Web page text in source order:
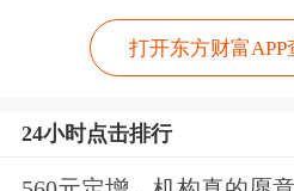
两部门发布关于推
高质量发展的实施意见
打开东方财富
24小时点击排行